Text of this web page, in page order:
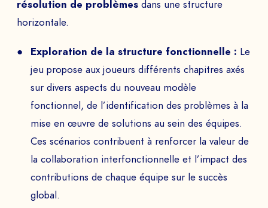
résolution de problèmes dans une structure
horizontale.
Exploration de la structure fonctionnelle : Le
jeu propose aux joueurs différents chapitres axés
sur divers aspects du nouveau modèle
fonctionnel, de l’identification des problèmes à la
mise en œuvre de solutions au sein des équipes.
Ces scénarios contribuent à renforcer la valeur de
la collaboration interfonctionnelle et l’impact des
contributions de chaque équipe sur le succès
global.
DEMANDEZ VOTRE
DÉMO
Echangez avec notre équipe d’experts et
obtenez un aperçu de nos jeux immersifs.